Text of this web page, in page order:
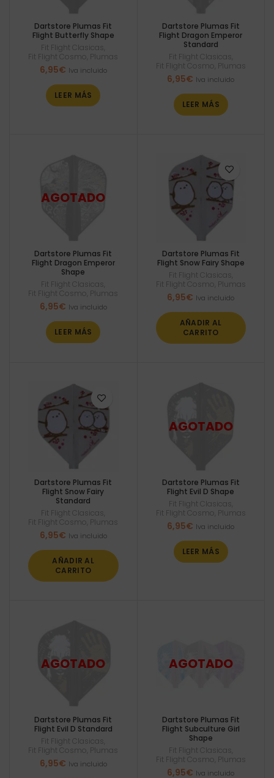
Dartstore Plumas Fit
Flight Butterfly Shape
Fit Flight Clasicas
Fit Flight Cosmo Plumas
6,95€ Iva incluido
LEER MÁS
Dartstore Plumas Fit
Flight Dragon Emperor
Standard
Fit Flight Clasicas
Fit Flight Cosmo Plumas
6,95€ Iva incluido
LEER MÁS
Dartstore Plumas Fit
Flight Dragon Emperor
Shape
Fit Flight Clasicas
Fit Flight Cosmo Plumas
6,95€ Iva incluido
LEER MÁS
Dartstore Plumas Fit
Flight Snow Fairy Shape
Fit Flight Clasicas
Fit Flight Cosmo Plumas
6,95€ Iva incluido
AÑADIR AL
CARRITO
Dartstore Plumas Fit
Flight Snow Fairy
Standard
Fit Flight Clasicas
Fit Flight Cosmo Plumas
6,95€ Iva incluido
AÑADIR AL
CARRITO
Dartstore Plumas Fit
Flight Evil D Shape
Fit Flight Clasicas
Fit Flight Cosmo Plumas
6,95€ Iva incluido
LEER MÁS
Dartstore Plumas Fit
Flight Evil D Standard
Fit Flight Clasicas
Fit Flight Cosmo Plumas
6,95€ Iva incluido
Dartstore Plumas Fit
Flight Subculture Girl
Shape
Fit Flight Clasicas
Fit Flight Cosmo Plumas
6,95€ Iva incluido